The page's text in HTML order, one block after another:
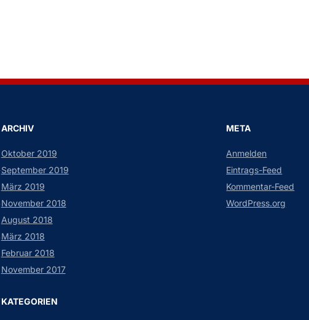
ARCHIV
Oktober 2019
September 2019
März 2019
November 2018
August 2018
März 2018
Februar 2018
November 2017
KATEGORIEN
META
Anmelden
Eintrags-Feed
Kommentar-Feed
WordPress.org